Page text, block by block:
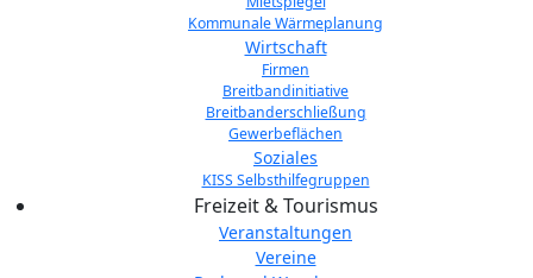
Kommunale Wärmeplanung
Wirtschaft
Firmen
Breitbandinitiative
Breitbanderschließung
Gewerbeflächen
Soziales
KISS Selbsthilfegruppen
Freizeit & Tourismus
Veranstaltungen
Vereine